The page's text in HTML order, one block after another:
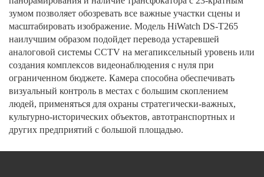
зумом позволяет обозревать все важные участки сцены и
масштабировать изображение. Модель HiWatch DS-T265
наилучшим образом подойдет перевода устаревшей
аналоговой системы CCTV на мегапиксельный уровень или
создания комплексов видеонаблюдения с нуля при
ограниченном бюджете. Камера способна обеспечивать
визуальный контроль в местах с большим скоплением
людей, применяться для охраны стратегически-важных,
культурно-исторических объектов, автотранспортных и
других предприятий с большой площадью.